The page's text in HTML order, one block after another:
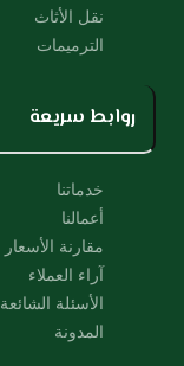
نقل الأثاث
الترميمات
روابط سريعة
خدماتنا
أعمالنا
مقارنة الأسعار
آراء العملاء
الأسئلة الشائعة
المدونة